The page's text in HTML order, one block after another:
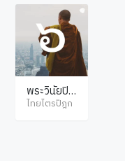
พระวินัยปิฎ
ก จูฬวรรค
ไทยไตรปิฎก